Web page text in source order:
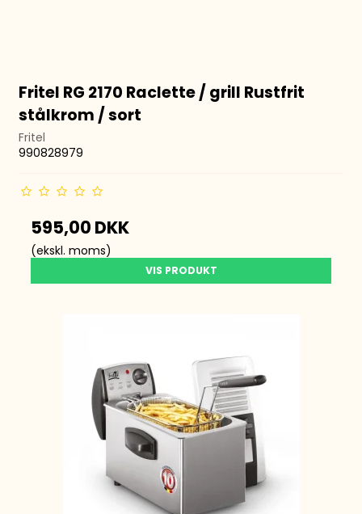
Fritel RG 2170 Raclette / grill Rustfrit
stålkrom / sort
Fritel
990828979
595,00 DKK
(ekskl. moms)
VIS PRODUKT